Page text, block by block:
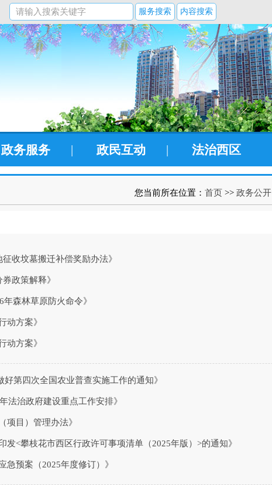
服务搜索 内容搜索
政务服务 | 政民互动 | 法治西区
您当前所在位置： 首页 >> 政务公开
收坟墓搬迁补偿奖励办法》
政策解释》
森林草原防火命令》
动方案》
动方案》
第四次全国农业普查实施工作的通知》
法治政府建设重点工作安排》
项目）管理办法》
发<攀枝花市西区行政许可事项清单（2025年版）>的通知》
急预案（2025年度修订）》